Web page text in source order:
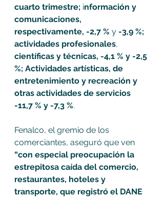
cuarto trimestre; información y
comunicaciones,
respectivamente, -2,7 % y -3,9 %;
actividades profesionales,
científicas y técnicas, -4,1 % y -2,5
%; Actividades artísticas, de
entretenimiento y recreación y
otras actividades de servicios
-11,7 % y -7,3 %.
Fenalco, el gremio de los
comerciantes, aseguró que ven
“con especial preocupación la
estrepitosa caída del comercio,
restaurantes, hoteles y
transporte, que registró el DANE